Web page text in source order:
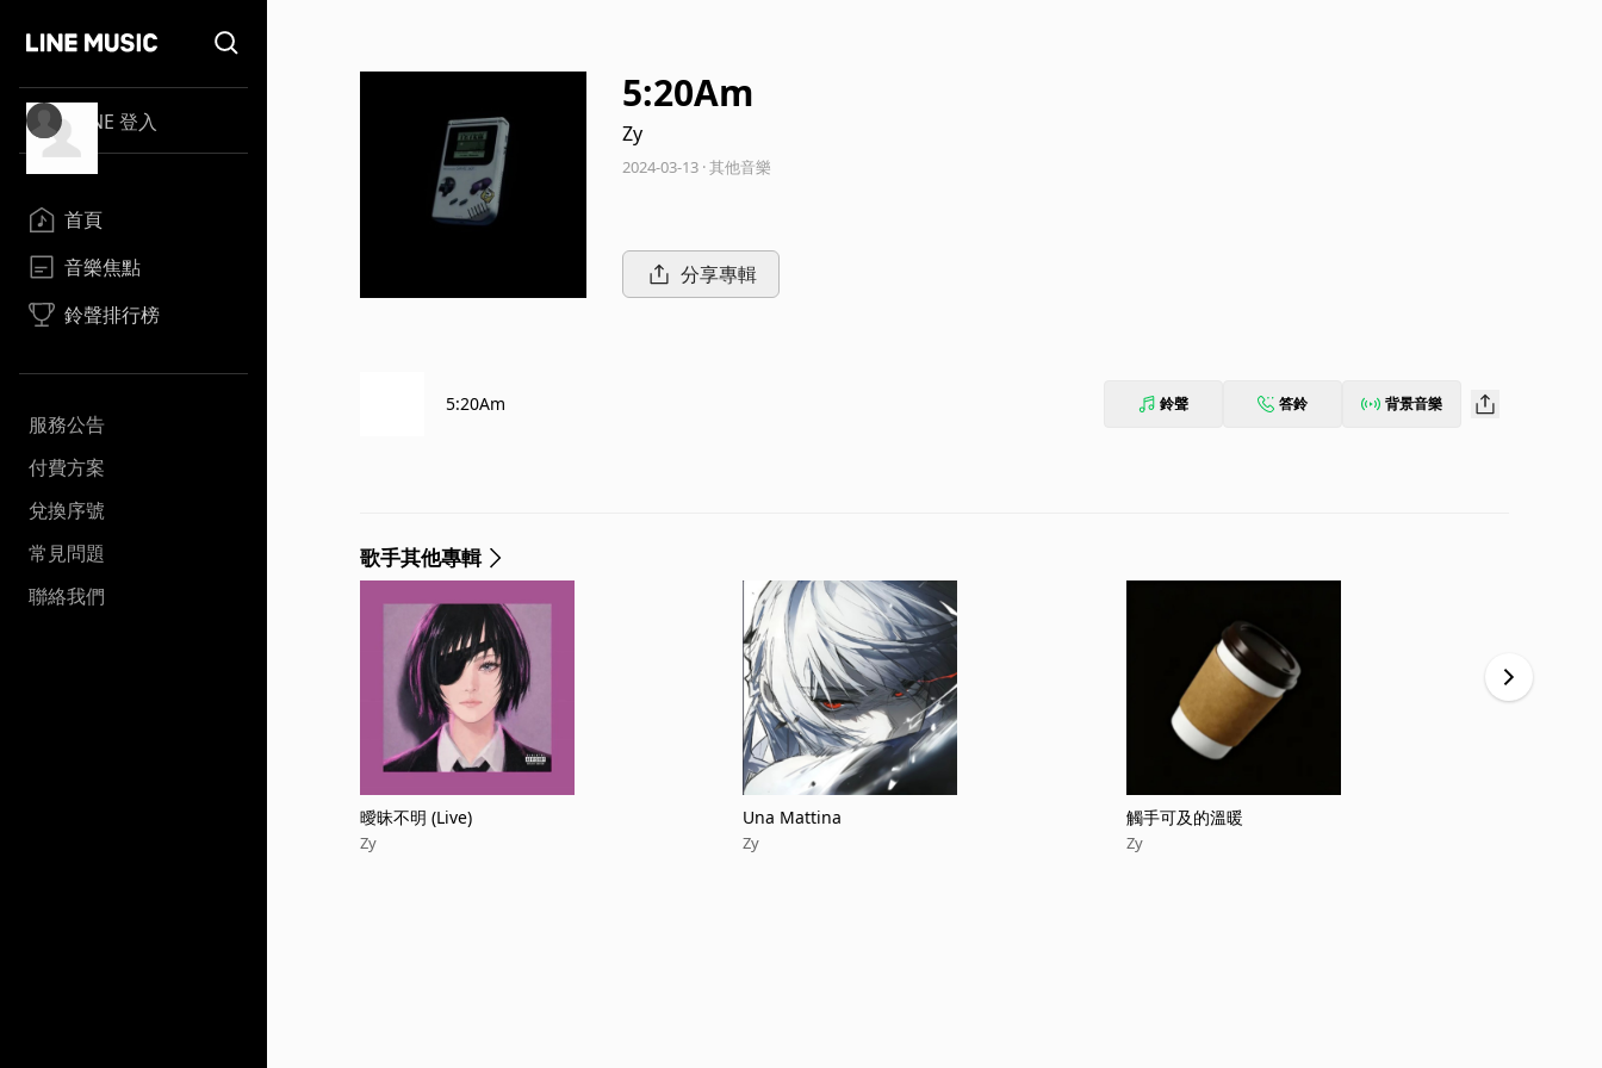
LINE 登入
首頁
音樂焦點
鈴聲排行榜
服務公告
付費方案
兌換序號
常見問題
聯絡我們
5:20Am
Zy
2024-03-13 · 其他音樂
分享專輯
5:20Am 鈴聲 答鈴 背景音樂
歌手其他專輯
曖昧不明 (Live)
Zy
Una Mattina
Zy
觸手可及的溫暖
Zy